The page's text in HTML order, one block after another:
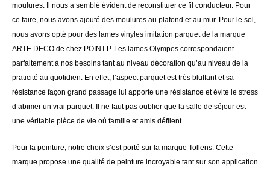
moulures. Il nous a semblé évident de reconstituer ce fil conducteur. Pour
ce faire, nous avons ajouté des moulures au plafond et au mur. Pour le sol,
nous avons opté pour des lames vinyles imitation parquet de la marque
ARTE DECO de chez POINT.P. Les lames Olympes correspondaient
parfaitement à nos besoins tant au niveau décoration qu’au niveau de la
praticité au quotidien. En effet, l’aspect parquet est très bluffant et sa
résistance façon grand passage lui apporte une résistance et évite le stress
d’abimer un vrai parquet. Il ne faut pas oublier que la salle de séjour est
une véritable pièce de vie où famille et amis défilent.
Pour la peinture, notre choix s’est porté sur la marque Tollens. Cette
marque propose une qualité de peinture incroyable tant sur son application